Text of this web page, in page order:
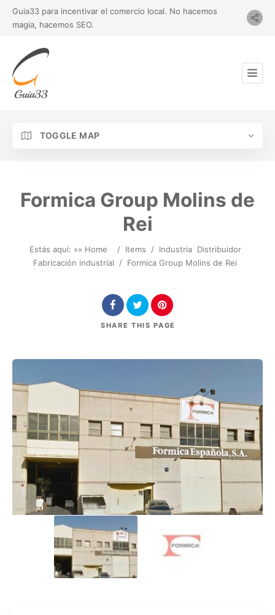
Guia33 para incentivar el comercio local. No hacemos
magia, hacemos SEO.
TOGGLE MAP
Formica Group Molins de
Rei
Estás aquí: »» Home / Items / Industria Distribuidor
Fabricación industrial
/ Formica Group Molins de Rei
SHARE THIS PAGE